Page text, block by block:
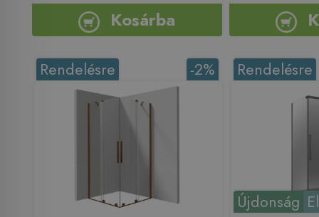
Kosárba
-2%
Rendelésre
Újdonság
Rendelésre